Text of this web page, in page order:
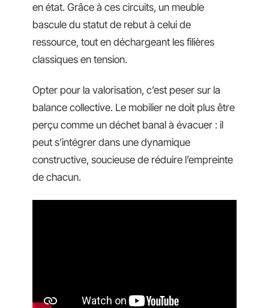
en état. Grâce à ces circuits, un meuble
bascule du statut de rebut à celui de
ressource, tout en déchargeant les filières
classiques en tension.
Opter pour la valorisation, c’est peser sur la
balance collective. Le mobilier ne doit plus être
perçu comme un déchet banal à évacuer : il
peut s’intégrer dans une dynamique
constructive, soucieuse de réduire l’empreinte
de chacun.